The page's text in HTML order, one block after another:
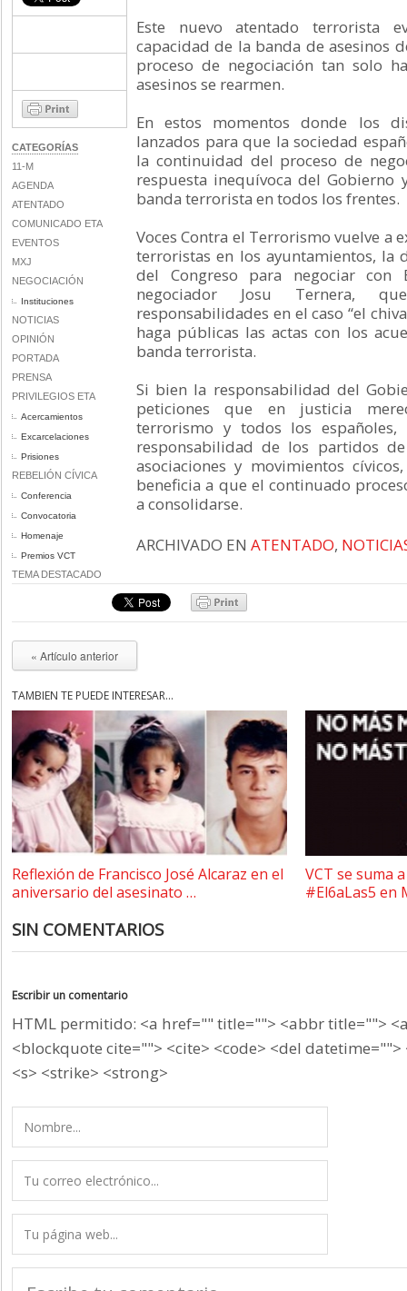
CATEGORÍAS
11-M
AGENDA
ATENTADO
COMUNICADO ETA
EVENTOS
MXJ
NEGOCIACIÓN
Instituciones
NOTICIAS
OPINIÓN
PORTADA
PRENSA
PRIVILEGIOS ETA
Acercamientos
Excarcelaciones
Prisiones
REBELIÓN CÍVICA
Conferencia
Convocatoria
Homenaje
Premios VCT
TEMA DESTACADO
Este nuevo atentado terrorista
capacidad de la banda de asesinos
proceso de negociación tan solo
asesinos se rearmen.
En estos momentos donde los
lanzados para que la sociedad
la continuidad del proceso de
respuesta inequívoca del Gobierno
banda terrorista en todos los frentes.
Voces Contra el Terrorismo vuelve a
terroristas en los ayuntamientos, la
del Congreso para negociar con
negociador Josu Ternera,
responsabilidades en el caso “el
haga públicas las actas con los
banda terrorista.
Si bien la responsabilidad del
peticiones que en justicia
terrorismo y todos los
responsabilidad de los partidos
asociaciones y movimientos
beneficia a que el continuado
a consolidarse.
ARCHIVADO EN ATENTADO,
« Artículo anterior
TAMBIÉN TE PUEDE INTERESAR...
Reflexión de Francisco José Alcaraz en el
aniversario del asesinato …
VCT se suma
#El6aLas5 en
SIN COMENTARIOS
Escribir un comentario
HTML permitido: <a href="" title=""> <abbr title="">
<blockquote cite=""> <cite> <code> <del datetime="">
<s> <strike> <strong>